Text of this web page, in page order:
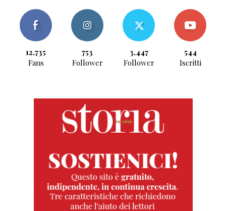
12,735
Fans
753
Follower
3,447
Follower
544
Iscritti